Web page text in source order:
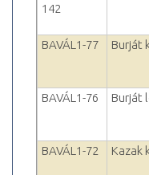
142
BAVÁL1-77 Burját
BAVÁL1-76 Burját
BAVÁL1-72 Kazak